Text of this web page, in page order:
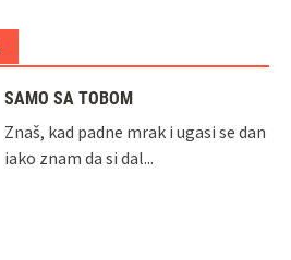
SAMO SA TOBOM
Znaš, kad padne mrak i ugasi se dan
iako znam da si dal...